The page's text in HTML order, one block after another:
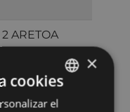
2 ARETOA
BASQUE
×
cookies
el